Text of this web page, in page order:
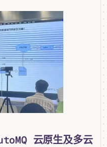
云原生及多云